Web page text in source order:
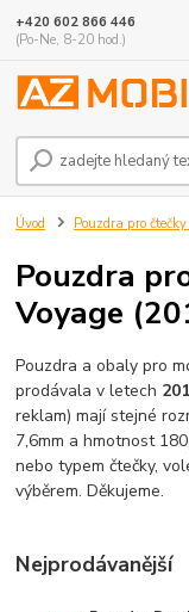
+420 602 866 446
(Po-Ne, 8-20 hod.)
Úvod Pouzdra pro
Pouzdra
Voyage
Pouzdra a obaly pro
prodávala v letech
reklam) mají stejné
7,6mm a hmotnost
nebo typem čtečky,
výběrem. Děkujeme.
Nejprodávanější